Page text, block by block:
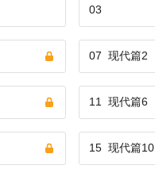
03
07 现代篇2
11 现代篇6
15 现代篇10